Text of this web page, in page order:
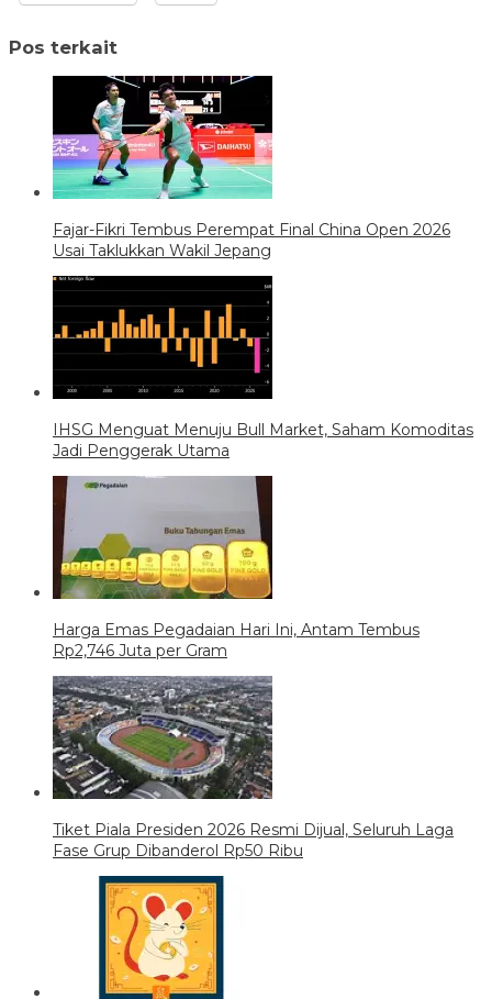
Pos terkait
Fajar-Fikri Tembus Perempat Final China Open 2026
Usai Taklukkan Wakil Jepang
IHSG Menguat Menuju Bull Market, Saham Komoditas
Jadi Penggerak Utama
Harga Emas Pegadaian Hari Ini, Antam Tembus
Rp2,746 Juta per Gram
Tiket Piala Presiden 2026 Resmi Dijual, Seluruh Laga
Fase Grup Dibanderol Rp50 Ribu